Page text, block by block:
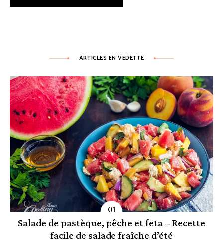
ARTICLES EN VEDETTE
Salade de pastèque, pêche et feta – Recette
facile de salade fraîche d’été